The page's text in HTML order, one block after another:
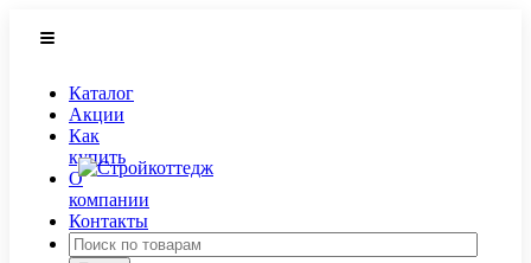
Каталог
Акции
Как
купить
О
компании
Контакты